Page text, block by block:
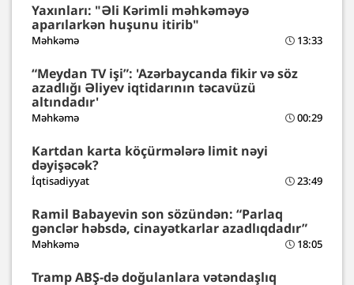
Yaxınları: "Əli Kərimli məhkəməyə
aparılarkən huşunu itirib"
Məhkəmə 13:33
“Meydan TV işi”: 'Azərbaycanda fikir və söz
azadlığı Əliyev iqtidarının təcavüzü
altındadır'
Məhkəmə 00:29
Kartdan karta köçürmələrə limit nəyi
dəyişəcək?
İqtisadiyyat 23:49
Ramil Babayevin son sözündən: “Parlaq
gənclər həbsdə, cinayətkarlar azadlıqdadır”
Məhkəmə 18:05
Tramp ABŞ-də doğulanlara vətəndaşlıq